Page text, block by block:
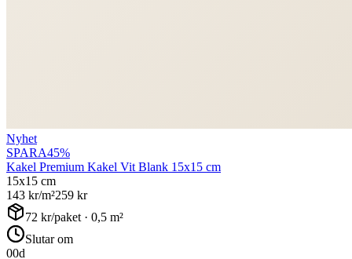
Nyhet
SPARA45%
Kakel Premium Kakel Vit Blank 15x15 cm
15x15 cm
143 kr/m²259 kr
72 kr/paket · 0,5 m²
Slutar om
00d